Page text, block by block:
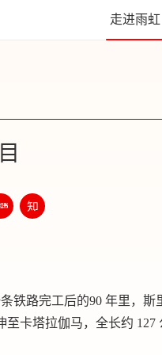
走进雨虹
铁路完工后的90 年里，
卡塔拉伽马，全长约 127